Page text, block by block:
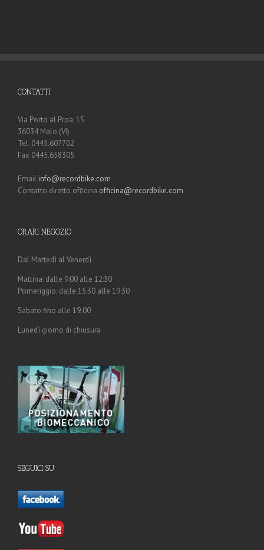
CONTATTI
Via Porto al Proa, 15
36034 Malo (VI)
Tel. 0445.607702
Fax 0445.658305
Email info@recordbike.com
Contatto diretto officina officina@recordbike.com
ORARI NEGOZIO
Dal Martedì al Venerdì
Mattina: dalle 9:00 alle 12:30
Pomeriggio: dalle 15:30 alle 19:30
Sabato fino alle 19.00
Lunedì giorno di chiusura
SEGUICI SU